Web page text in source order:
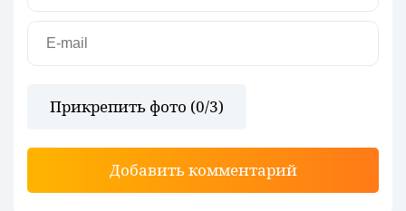
Прикрепить фото (0/3)
Добавить комментарий